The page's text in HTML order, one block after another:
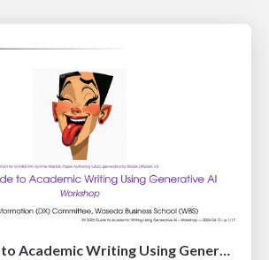
AY 2026 Guide to Academic Writing Using Generative AI - Workshop